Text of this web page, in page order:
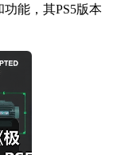
能，其PS5版本